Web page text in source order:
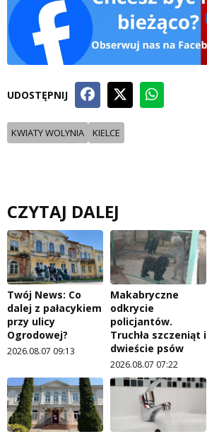
UDOSTĘPNIJ
KWIATY WOLYNIA KIELCE
CZYTAJ DALEJ
Twój News: Co
dalej z pałacykiem
przy ulicy
Ogrodowej?
2026.08.07 09:13
Makabryczne
odkrycie
policjantów.
Truchła szczeniąt i
dwieście psów
2026.08.07 07:22